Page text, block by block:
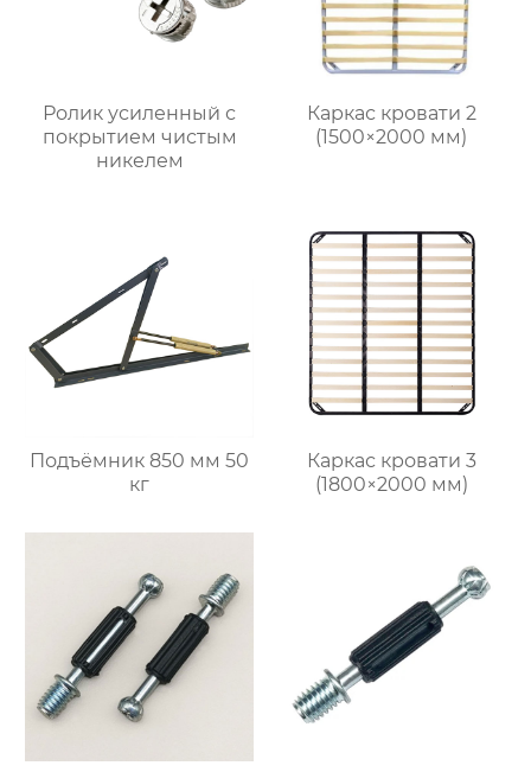
Ролик усиленный с
покрытием чистым
никелем
Каркас кровати 2
(1500×2000 мм)
Подъёмник 850 мм 50
кг
Каркас кровати 3
(1800×2000 мм)